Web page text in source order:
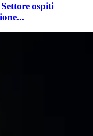
ospiti